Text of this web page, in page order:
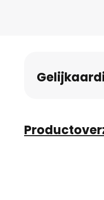
van